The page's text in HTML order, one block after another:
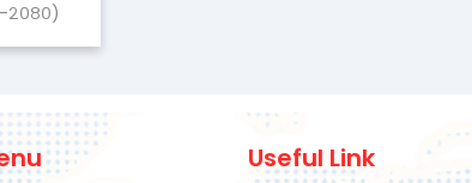
Useful Link